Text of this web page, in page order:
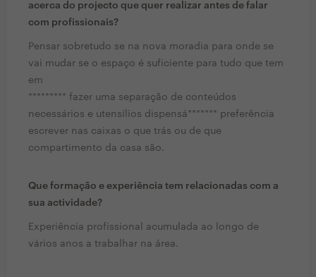
acerca do projecto que quer realizar antes de falar
com profissionais?
Pensar sobretudo se na nova moradia para onde se
vai mudar se o espaço é suficiente para tudo que tem
em
********* fazer uma separação de conteúdos
necessários e utensílios dispensá******* preferência
escrever nas caixas o que trás ou de que
compartimento da casa são.
Que formação e experiência tem relacionadas com a
sua actividade?
Experiência profissional acumulada ao longo de
vários anos a trabalhar na área.